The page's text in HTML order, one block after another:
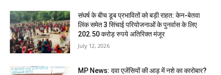
संघर्ष के बीच डूब प्रभावितों को बड़ी राहत: केन-बेतवा
लिंक समेत 3 सिंचाई परियोजनाओं के पुनर्वास के लिए
202.50 करोड़ रुपये अतिरिक्त मंजूर
July 12, 2026
MP News: दवा एजेंसियों की आड़ में नशे का कारोबार?